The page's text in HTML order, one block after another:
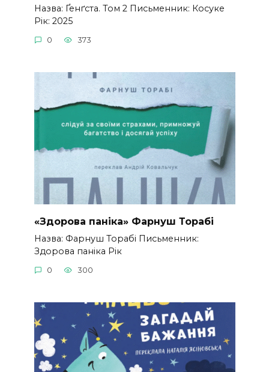
Назва: Ґенґста. Том 2 Письменник: Косуке
Рік: 2025
0 373
«Здорова паніка» Фарнуш Торабі
Назва: Фарнуш Торабі Письменник:
Здорова паніка Рік
0 300